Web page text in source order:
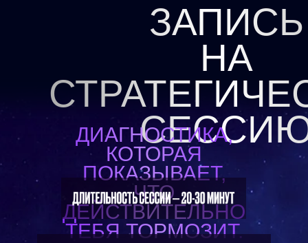
ЗАПИСЬ
НА
ДИАГНОСТИКА,
КОТОРАЯ
ПОКАЗЫВАЕТ,
ЧТО
ДЕЙСТВИТЕЛЬНО
ТЕБЯ ТОРМОЗИТ.